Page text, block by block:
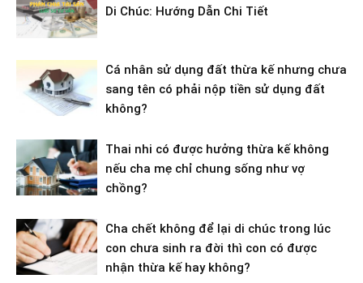
Di Chúc: Hướng Dẫn Chi Tiết
Cá nhân sử dụng đất thừa kế nhưng chưa
sang tên có phải nộp tiền sử dụng đất
không?
Thai nhi có được hưởng thừa kế không
nếu cha mẹ chỉ chung sống như vợ
chồng?
Cha chết không để lại di chúc trong lúc
con chưa sinh ra đời thì con có được
nhận thừa kế hay không?